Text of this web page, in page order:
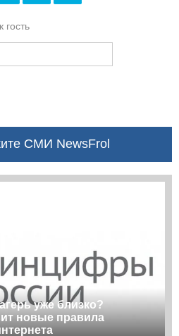
гость
СМИ NewsFrol
уже близко?
новые правила